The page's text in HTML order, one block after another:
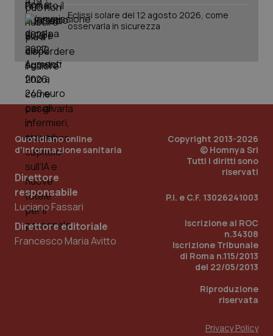
Eclissi solare del 12 agosto 2026, come
osservarla in sicurezza
Quotidiano online
d'informazione sanitaria
Direttore
responsabile
Luciano Fassari
Direttore editoriale
Francesco Maria Avitto
Copyright 2013-2026
© Homnya Srl
Tutti i diritti sono
riservati
P.I. e C.F. 13026241003
Iscrizione al ROC
n.34308
Iscrizione Tribunale
di Roma n.115/2013
del 22/05/2013
Riproduzione
riservata
Privacy Policy
PHPSESSID
.quotidianosanita.it 1